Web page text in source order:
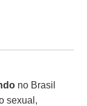
no Brasil
sexual,